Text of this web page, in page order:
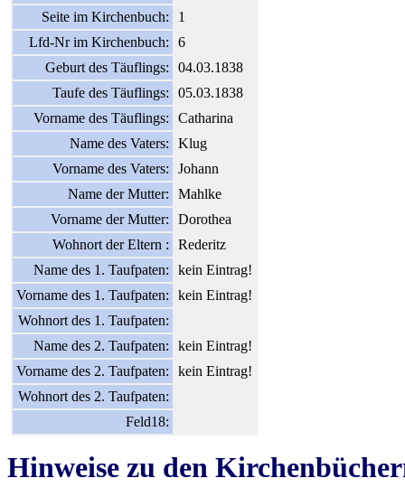
Seite im Kirchenbuch:
1
Lfd-Nr im Kirchenbuch:
6
Geburt des Täuflings:
04.03.1838
Taufe des Täuflings:
05.03.1838
Vorname des Täuflings:
Catharina
Name des Vaters:
Klug
Vorname des Vaters:
Johann
Name der Mutter:
Mahlke
Vorname der Mutter:
Dorothea
Wohnort der Eltern :
Rederitz
Name des 1. Taufpaten:
kein Eintrag!
Vorname des 1. Taufpaten:
kein Eintrag!
Wohnort des 1. Taufpaten:
Name des 2. Taufpaten:
kein Eintrag!
Vorname des 2. Taufpaten:
kein Eintrag!
Wohnort des 2. Taufpaten:
Feld18:
Hinweise zu den